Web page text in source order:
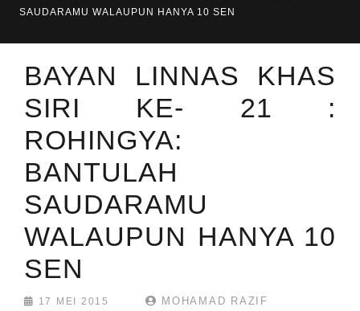
SAUDARAMU WALAUPUN HANYA 10 SEN
BAYAN LINNAS KHAS
SIRI KE- 21 :
ROHINGYA:
BANTULAH
SAUDARAMU
WALAUPUN HANYA 10
SEN
17 MEI 2015
MOHAMAD RAZIF